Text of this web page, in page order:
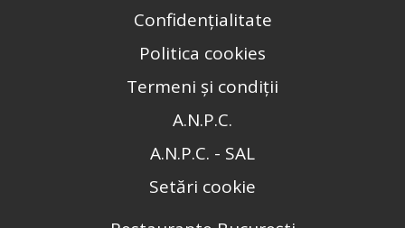
Confidențialitate
Politica cookies
Termeni și condiții
A.N.P.C.
A.N.P.C. - SAL
Setări cookie